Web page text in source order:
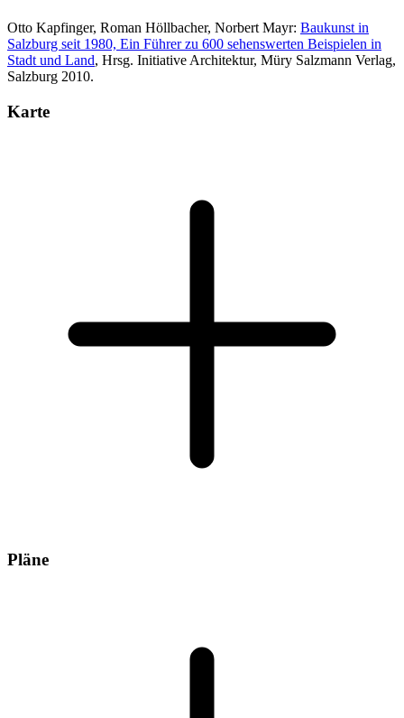
Otto Kapfinger, Roman Höllbacher, Norbert Mayr: Baukunst in
Salzburg seit 1980, Ein Führer zu 600 sehenswerten Beispielen in
Stadt und Land, Hrsg. Initiative Architektur, Müry Salzmann Verlag,
Salzburg 2010.
Karte
Pläne